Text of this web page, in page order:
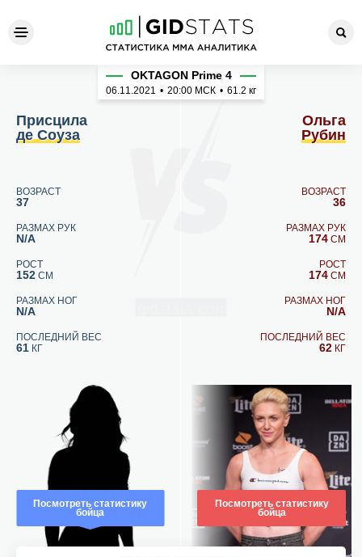
Присцила де Соуза - Ольга
Присцила
де Соуза
ВОЗРАСТ
37
РАЗМАХ РУК
N/A
РОСТ
152 СМ
РАЗМАХ НОГ
N/A
ПОСЛЕДНИЙ ВЕС
61 КГ
Посмотреть статистику
бойца
OKTAGON Prime 4
06.11.2021 • 20:00 МСК • 61.2 кг
Ольга
Рубин
ВОЗРАСТ
36
РАЗМАХ РУК
174 СМ
РОСТ
174 СМ
РАЗМАХ НОГ
N/A
ПОСЛЕДНИЙ ВЕС
62 КГ
Посмотреть статистику
бойца